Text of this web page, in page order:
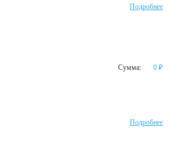
Подробнее
Сумма: 0 ₽
Подробнее